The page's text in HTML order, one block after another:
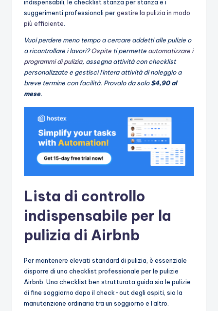
indispensabili, le checklist stanza per stanza e i
suggerimenti professionali pergestire la pulizia in modo
più efficiente
Vuoi perdere meno tempo a cercare addetti alle pulizie o
a ricontrollare i lavori?Ospite ti permette automatizzare i
programmi di pulizia, assegna attività con checklist
personalizzate e gestisci l'intera attività di noleggio a
breve termine con facilità. Provalo da solo$4,90 al
mese.
Lista di controllo
indispensabile per la
pulizia di Airbnb
Per mantenere elevati standard di pulizia, è essenziale
disporre di una checklist professionale per le pulizie
Airbnb. Una checklist ben strutturata guida sia le pulizie
di fine soggiorno dopo il check-out degli ospiti, sia la
manutenzione ordinaria tra un soggiorno e l'altro.